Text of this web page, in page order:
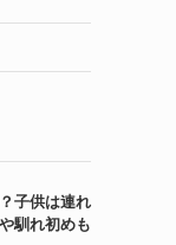
子供は連れ
馴れ初めも